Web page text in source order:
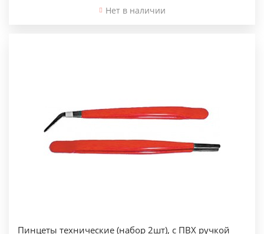
Нет в наличии
Пинцеты технические (набор 2шт), с ПВХ ручкой